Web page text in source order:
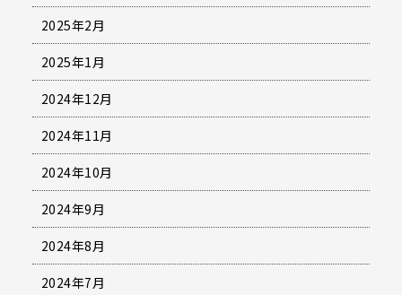
2025年2月
2025年1月
2024年12月
2024年11月
2024年10月
2024年9月
2024年8月
2024年7月